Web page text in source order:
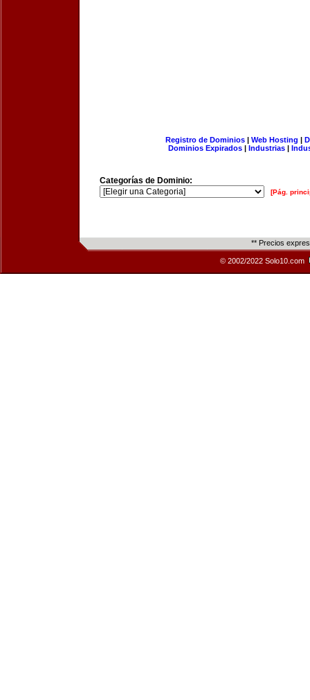
Registro de Dominios| Web Hosting |
Dominios Expirados | Industrias |
Categorías de Dominio:
[Pág.
** Precios
© 2002/2022 Solo10.com